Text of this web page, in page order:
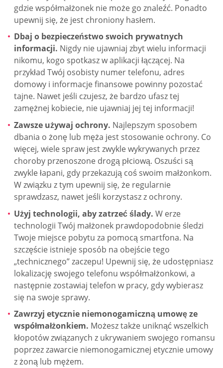
gdzie współmałżonek nie może go znaleźć. Ponadto
upewnij się, że jest chroniony hasłem.
Dbaj o bezpieczeństwo swoich prywatnych
informacji. Nigdy nie ujawniaj zbyt wielu informacji
nikomu, kogo spotkasz w aplikacji łączącej. Na
przykład Twój osobisty numer telefonu, adres
domowy i informacje finansowe powinny pozostać
tajne. Nawet jeśli czujesz, że bardzo ufasz tej
zamężnej kobiecie, nie ujawniaj jej tej informacji!
Zawsze używaj ochrony. Najlepszym sposobem
dbania o żonę lub męża jest stosowanie ochrony. Co
więcej, wiele spraw jest zwykle wykrywanych przez
choroby przenoszone drogą płciową. Oszuści są
zwykle łapani, gdy przekazują coś swoim małżonkom.
W związku z tym upewnij się, że regularnie
sprawdzasz, nawet jeśli korzystasz z ochrony.
Użyj technologii, aby zatrzeć ślady. W erze
technologii Twój małżonek prawdopodobnie śledzi
Twoje miejsce pobytu za pomocą smartfona. Na
szczęście istnieje sposób na obejście tego
„technicznego” zaczepu! Upewnij się, że udostępniasz
lokalizację swojego telefonu współmałżonkowi, a
następnie zostawiaj telefon w pracy, gdy wybierasz
się na swoje sprawy.
Zawrzyj etycznie niemonogamiczną umowę ze
współmałżonkiem. Możesz także uniknąć wszelkich
kłopotów związanych z ukrywaniem swojego romansu
poprzez zawarcie niemonogamicznej etycznie umowy
z żoną lub mężem.